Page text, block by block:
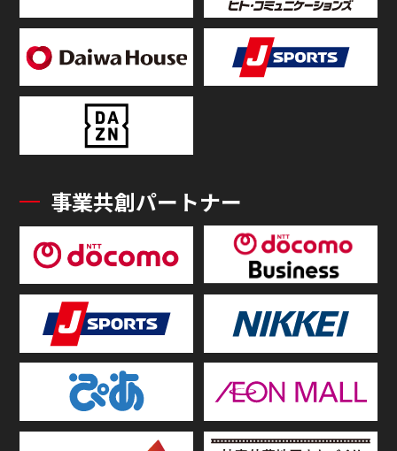
事業共創パートナー